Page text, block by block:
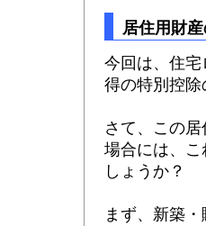
居住用財
今回は、住
得の特別控
さて、この
場合には、
しょうか？
まず、新築